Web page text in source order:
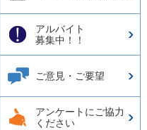
アルバイト
募集中！！
ご意見・ご要望
アンケートにご協力
ください